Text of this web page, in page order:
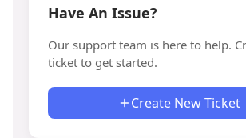
Have An Issue?
Our support team is here to help.
ticket to get started.
Create New Ticket